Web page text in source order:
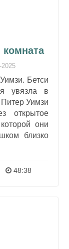
комната
2025
Бетси
увязла в
Уимзи
открытое
они
близко
48:38